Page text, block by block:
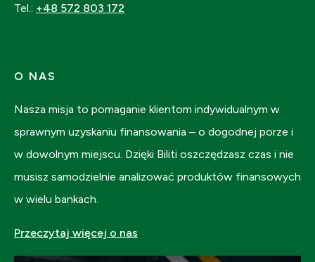
Tel.: +48 572 803 172
O NAS
Nasza misja to pomaganie klientom indywidualnym w
sprawnym uzyskaniu finansowania – o dogodnej porze i
w dowolnym miejscu. Dzięki Biliti oszczędzasz czas i nie
musisz samodzielnie analizować produktów finansowych
w wielu bankach.
Przeczytaj więcej o nas